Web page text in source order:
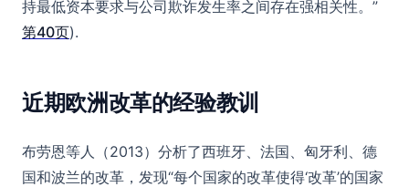
持最低资本要求与公司欺诈发生率之间存在强相关性。”
第40页).
近期欧洲改革的经验教训
布劳恩等人（2013）分析了西班牙、法国、匈牙利、德
国和波兰的改革，发现“每个国家的改革使得‘改革’的国家